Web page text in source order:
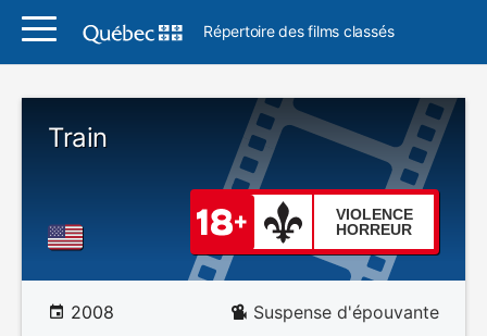
Répertoire des films classés
Train
VIOLENCE
HORREUR
2008 Suspense d'épouvante